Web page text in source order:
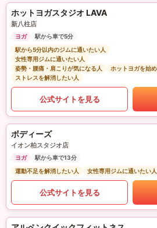
ホットヨガスタジオ LAVA
新八柱店
ヨガ
駅から車で5分
駅から5分以内のジムに通いたい人
女性専用ジムに通いたい人
姿勢・腰痛・肩こりが気になる人
ホットヨガを始
ストレスを解消したい人
公式サイトを見る
ボディーズ
イオン柏スタジオ店
ヨガ
駅から車で13分
運動不足を解消したい人
女性専用ジムに通いたい人
公式サイトを見る